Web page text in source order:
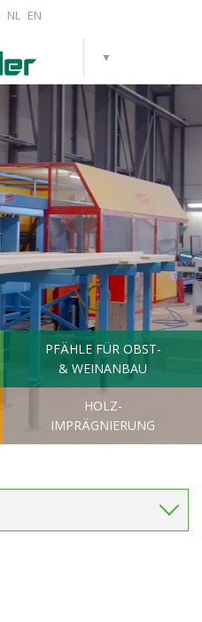
NL EN
PFÄHLE FÜR OBST-
& WEINANBAU
HOLZ-
IMPRÄGNIERUNG